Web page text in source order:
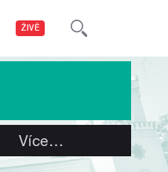
ŽIVĚ
Více…